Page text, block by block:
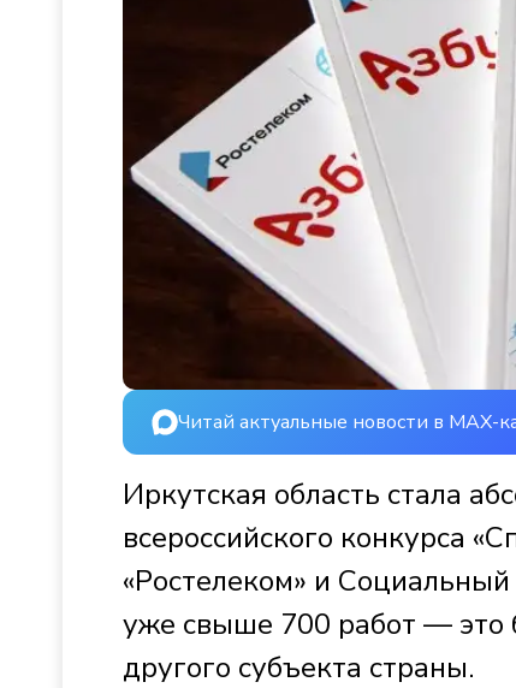
Читай актуальные новости в MAX-
Иркутская область стала
всероссийского конкурса
«Ростелеком» и
уже свыше 700 работ — это
другого субъекта страны.